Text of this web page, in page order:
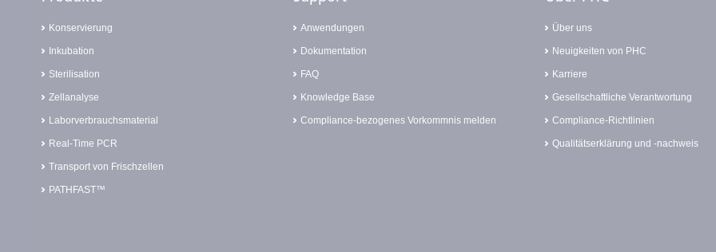
Konservierung
Inkubation
Sterilisation
Zellanalyse
Laborverbrauchsmaterial
Real-Time PCR
Transport von Frischzellen
PATHFAST™
Anwendungen
Dokumentation
FAQ
Knowledge Base
Compliance-bezogenes Vorkommnis melden
Über uns
Neuigkeiten von PHC
Karriere
Gesellschaftliche Verantwortung
Compliance-Richtlinien
Qualitätserklärung und -nachweis